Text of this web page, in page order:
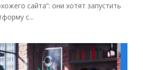
сайта”: они хотят запустить
с...